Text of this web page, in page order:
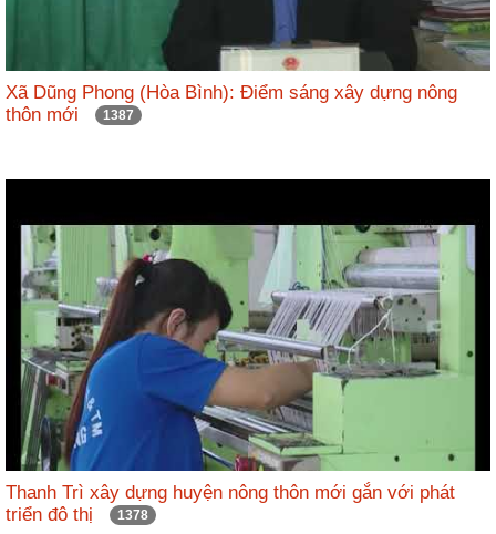
Xã Dũng Phong (Hòa Bình): Điểm sáng xây dựng nông
thôn mới
1387
Thanh Trì xây dựng huyện nông thôn mới gắn với phát
triển đô thị
1378